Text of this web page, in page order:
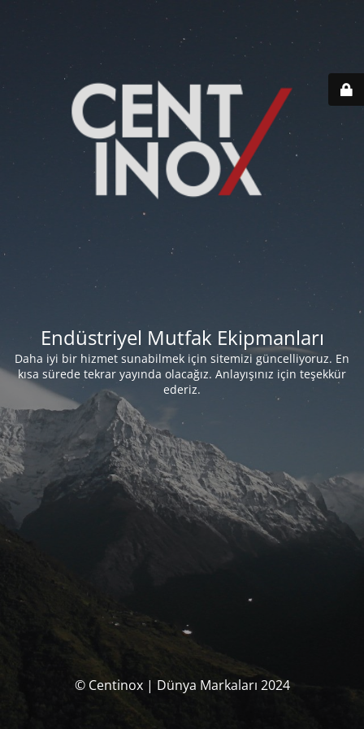
Endüstriyel Mutfak Ekipmanları
Daha iyi bir hizmet sunabilmek için sitemizi güncelliyoruz. En
kısa sürede tekrar yayında olacağız. Anlayışınız için teşekkür
ederiz.
© Centinox | Dünya Markaları 2024